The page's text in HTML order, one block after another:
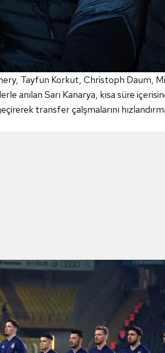
yer alan panel vasıtasıyla
Metnimizi ziyaret edebilirsiniz.
Kanunu uyarınca hazırlanmış
ilgili bilgi almak için lütfen
, Tayfun Korkut, Christoph Daum,
anılan Sarı Kanarya, kısa süre
transfer çalşmalarını